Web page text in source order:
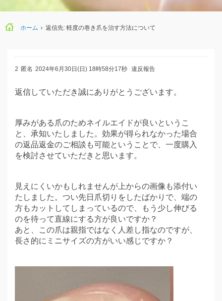
ホーム › 返信先: 軽度の巻き爪を治す方法について
2 匿名 2024年6月30日(日) 18時58分17秒 違反報告
返信していただき誠にありがとうございます。
厚みがある爪のためネイルエイドが良いというこ
と、承知いたしました。効果が得られなかった場合
の返品返金のご相談も可能ということで、一度購入
を検討させていただきと思います。
見えにくいかもしれませんが上からの画像も添付い
たしました。つい先日爪切りをしたばかりで、端の
方もカットしてしまっているので、もう少し伸びる
のを待って直線にする方が良いですか？
あと、この爪は親指ではなく人差し指なのですが、
長さ的にミニサイズの方がいい感じですか？